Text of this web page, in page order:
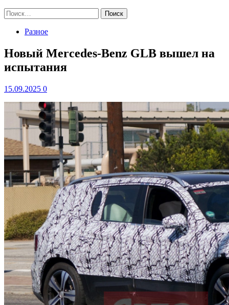
Найти:
Разное
Новый Mercedes-Benz GLB вышел на
испытания
15.09.2025 0